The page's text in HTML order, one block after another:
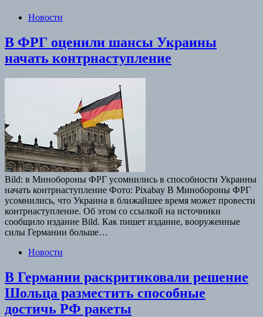
Новости
В ФРГ оценили шансы Украины
начать контрнаступление
Bild: в Минобороны ФРГ усомнились в способности Украины
начать контрнаступление Фото: Pixabay В Минобороны ФРГ
усомнились, что Украина в ближайшее время может провести
контрнаступление. Об этом со ссылкой на источники
сообщило издание Bild. Как пишет издание, вооруженные
силы Германии больше…
Новости
В Германии раскритиковали решение
Шольца разместить способные
достичь РФ ракеты